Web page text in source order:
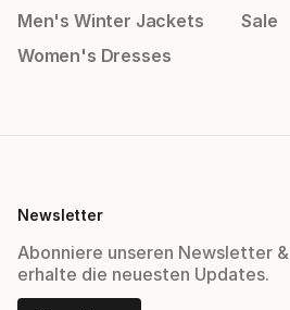
Men's Winter Jackets
Women's Dresses
Sale
Newsletter
Abonniere unseren Newsletter &
erhalte die neuesten Updates.